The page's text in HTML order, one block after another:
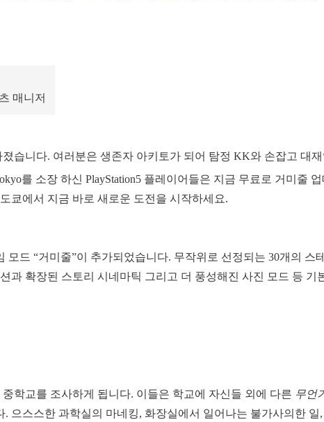
매니저
습니다. 여러분은 생존자 아키토가 되어 탐정 KK와 손잡고 대
를 소장 하신 PlayStation5 플레이어들은 지금 무료로 거미줄 업
쿄에서 지금 바로 새로운 도전을 시작하세요.
드 “거미줄”이 추가되었습니다. 무작위로 선정되는 30개의 스
과 확장된 스토리 시네마틱 그리고 더 풍성해진 사진 모드 등 기
학교를 조사하게 됩니다. 이들은 학교에 자신들 외에 다른 무언
으스스한 과학실의 마네킹, 화장실에서 일어나는 불가사의한 일